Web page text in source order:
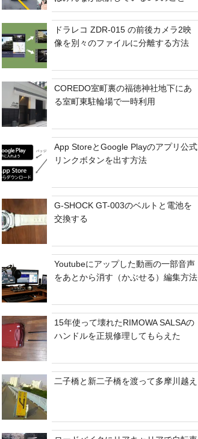
ドラレコ ZDR-015 の前後カメラ2映
像を別々のファイルに分離する方法
COREDO室町裏の福徳神社地下にあ
る室町東駐輪場で一時利用
App StoreとGoogle Playのアプリ公式
リンクボタンを出す方法
G-SHOCK GT-003のベルトと電池を
交換する
Youtubeにアップした動画の一部音声
をあとから消す（かぶせる）編集方法
15年使って壊れたRIMOWA SALSAの
ハンドルを正規修理してもらえた
二子橋と新二子橋を渡って多摩川越え